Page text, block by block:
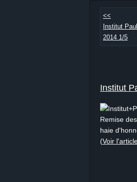
<<
Institut
2014 1/5
Institut
Remise
haie
(Voir